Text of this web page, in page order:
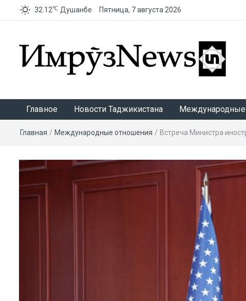
32.12℃ Душанбе Пятница, 7 августа 2026
Главное Новости Таджикистана
Главная / Международные отношения / Встреча Министра